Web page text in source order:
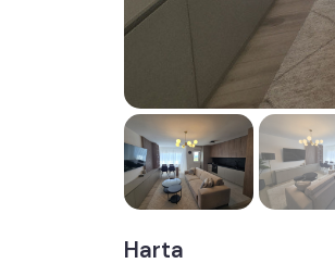
Harta